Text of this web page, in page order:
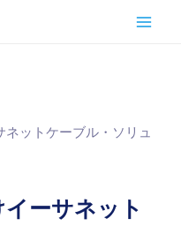
ットケーブル・ソリュ
ーサネット